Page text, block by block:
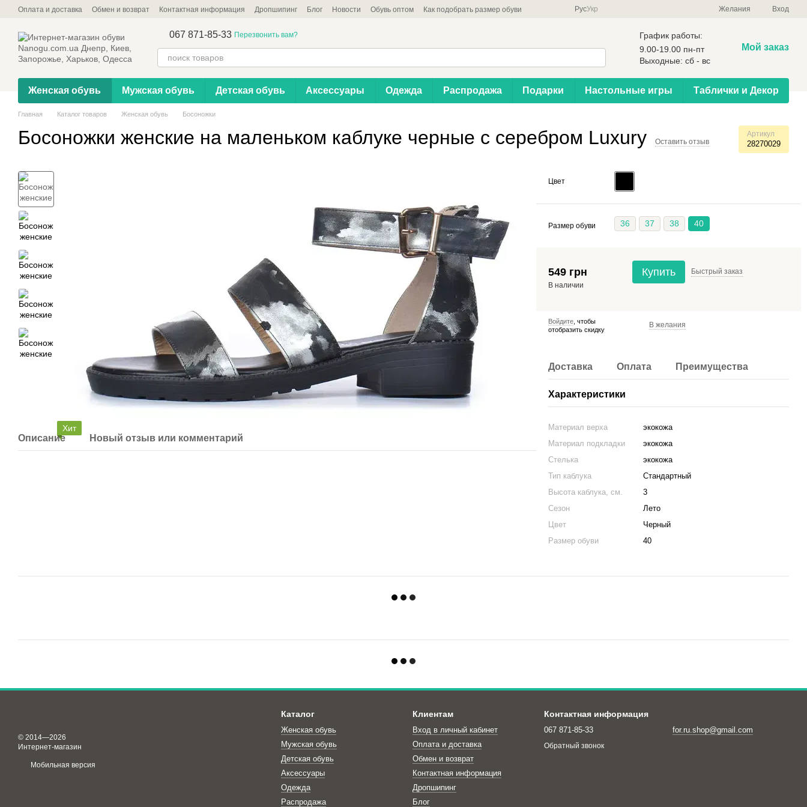
Перейти к основному контенту
Оплата и доставка Обмен и возврат Контактная информация Дропшипинг Блог Новости Обувь оптом Как подобрать размер обуви РусУкр Желания Вход
067 871-85-33 Перезвонить вам?
График работы:
9.00-19.00 пн-пт
Выходные: сб - вс
Мой заказ
Женская обувь Мужская обувь Детская обувь Аксессуары Одежда Распродажа Подарки Настольные игры Таблички и Декор
Главная Каталог товаров Женская обувь Босоножки
Босоножки женские на маленьком каблуке черные с серебром Luxury Оставить отзыв
Артикул
28270029
Хит
Описание Новый отзыв или комментарий
Цвет
Размер обуви 36 37 38 40
549 грн
В наличии
Купить Быстрыйзаказ
Войдите , чтобы
отобразить скидку
В желания
Доставка Оплата Преимущества
Характеристики
Материал верха
экокожа
Материал подкладки
экокожа
Стелька
экокожа
Тип каблука
Стандартный
Высота каблука, см.
3
Сезон
Лето
Цвет
Черный
Размер обуви
40
© 2014—2026
Интернет-магазин
Мобильная версия
Каталог
Женская обувь
Мужская обувь
Детская обувь
Аксессуары
Одежда
Распродажа
Клиентам
Вход в личный кабинет
Оплата и доставка
Обмен и возврат
Контактная информация
Дропшипинг
Блог
Контактная информация
067 871-85-33
Обратный звонок
for.ru.shop@gmail.com